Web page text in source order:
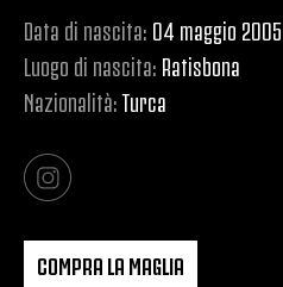
Data di nascita: 04 maggio 2005
Luogo di nascita: Ratisbona
Nazionalità:Turca
COMPRA LA MAGLIA